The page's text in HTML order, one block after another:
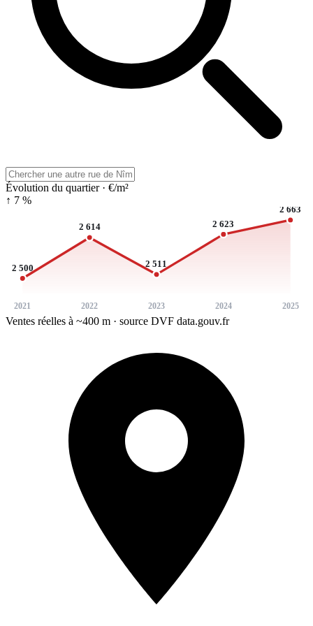
Évolution du quartier · €/m²
↑ 7 %
2 500
2021
2 614
2022
2 511
2023
2 623
2024
2 663
2025
Ventes réelles à ~400 m · source DVF data.gouv.fr